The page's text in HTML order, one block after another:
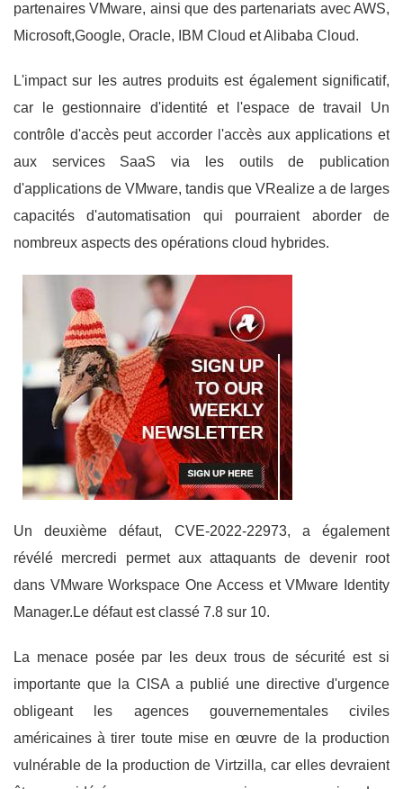
partenaires VMware, ainsi que des partenariats avec AWS,
Microsoft,Google, Oracle, IBM Cloud et Alibaba Cloud.
L'impact sur les autres produits est également significatif,
car le gestionnaire d'identité et l'espace de travail Un
contrôle d'accès peut accorder l'accès aux applications et
aux services SaaS via les outils de publication
d'applications de VMware, tandis que VRealize a de larges
capacités d'automatisation qui pourraient aborder de
nombreux aspects des opérations cloud hybrides.
Un deuxième défaut, CVE-2022-22973, a également
révélé mercredi permet aux attaquants de devenir root
dans VMware Workspace One Access et VMware Identity
Manager.Le défaut est classé 7.8 sur 10.
La menace posée par les deux trous de sécurité est si
importante que la CISA a publié une directive d'urgence
obligeant les agences gouvernementales civiles
américaines à tirer toute mise en œuvre de la production
vulnérable de la production de Virtzilla, car elles devraient